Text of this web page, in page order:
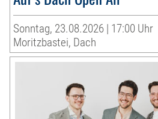
Sonntag, 23.08.2026 | 17:00 Uhr
Moritzbastei, Dach